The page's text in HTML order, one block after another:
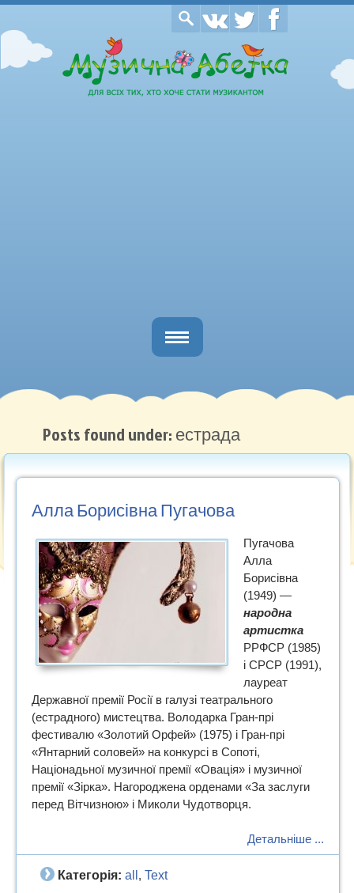
Головна
Нотна грамота
Методичні роботи
Рекомендуємо
Posts found under: естрада
Алла Борисівна Пугачова
Пугачова
Алла
Борисівна
(1949) —
народна
артистка
РРФСР (1985)
і СРСР (1991),
лауреат
Державної премії Росії в галузі театрального
(естрадного) мистецтва. Володарка Гран-прі
фестивалю «Золотий Орфей» (1975) і Гран-прі
«Янтарний соловей» на конкурсі в Сопоті,
Націонадьної музичної премії «Овація» і музичної
премії «Зірка». Нагороджена орденами «За заслуги
перед Вітчизною» і Миколи Чудотворця.
Детальніше ...
Категорія: all, Text